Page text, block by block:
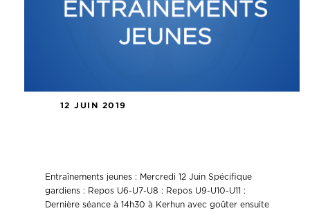
12 JUIN 2019
Entraînements jeunes : Mercredi 12 Juin Spécifique
gardiens : Repos U6-U7-U8 : Repos U9-U10-U11 :
Dernière séance à 14h30 à Kerhun avec goûter ensuite